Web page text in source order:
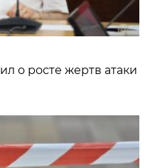
о росте жертв атаки